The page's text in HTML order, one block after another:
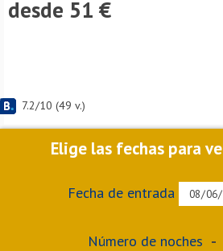
desde 51 €
7.2/10 (49 v.)
Elige las fechas para
Fecha de entrada
Número de noches -